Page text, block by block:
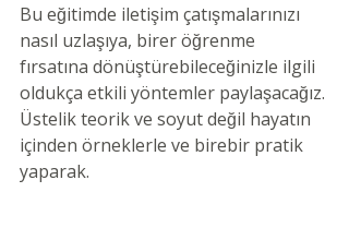
Bu eğitimde iletişim çatışmalarınızı
nasıl uzlaşıya, birer öğrenme
fırsatına dönüştürebileceğinizle ilgili
oldukça etkili yöntemler paylaşacağız.
Üstelik teorik ve soyut değil hayatın
içinden örneklerle ve birebir pratik
yaparak.